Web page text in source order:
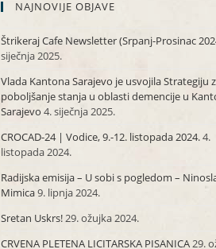
NAJNOVIJE OBJAVE
Štrikeraj Cafe Newsletter (Srpanj-Prosinac
siječnja 2025.
Vlada Kantona Sarajevo je usvojila Strategiju
poboljšanje stanja u oblasti demencije u
Sarajevo 4. siječnja 2025.
CROCAD-24 | Vodice, 9.-12. listopada 2024.4.
listopada 2024.
Radijska emisija – U sobi s pogledom –
Mimica9. lipnja 2024.
Sretan Uskrs!29. ožujka 2024.
CRVENA PLETENA LICITARSKA PISANICA29.